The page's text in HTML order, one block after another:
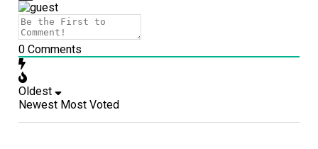
0Comments
Oldest
Newest Most Voted